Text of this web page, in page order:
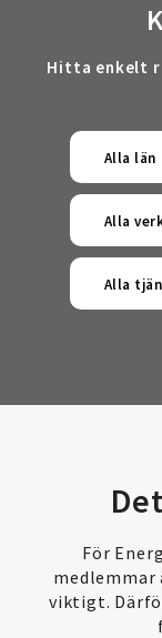
Hitta enkelt
Alla län
Alla
Alla
För
viktigt.